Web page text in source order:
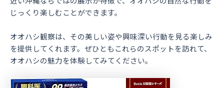
じっくり楽しむことができます。
オオハシ観察は、その美しい姿や興味深い行動を見る楽しみ
を提供してくれます。ぜひともこれらのスポットを訪れて、
オオハシの魅力を体験してみてください。